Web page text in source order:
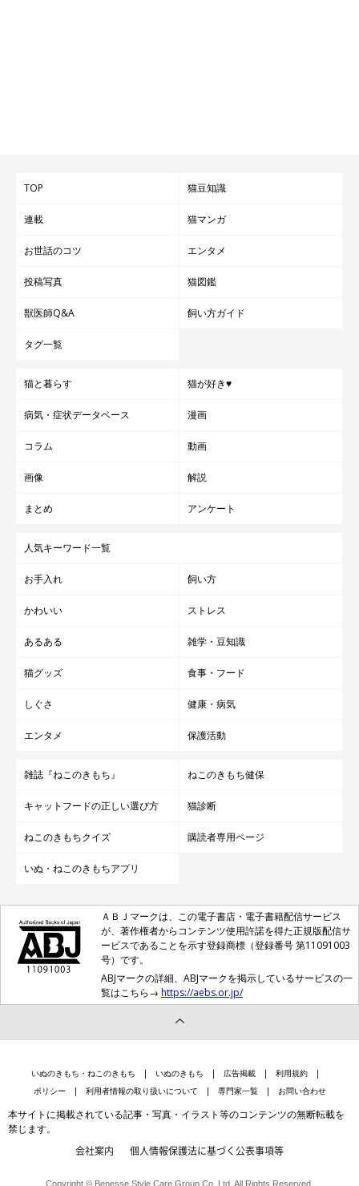
ともいえるのかも。ぜひ、愛猫の食事に上手に取り入れてくださ
いね。
参考／「ねこのきもち」2016年12月号『メーカーの“中の人”に
聞きました フードのギモン、すっきり解決』
文／松本マユ
です。
TOP 猫豆知識
連載 猫マンガ
お世話のコツ エンタメ
投稿写真 猫図鑑
獣医師Q&A 飼い方ガイド
タグ一覧
猫と暮らす 猫が好き♥
病気・症状データベース 漫画
コラム 動画
画像 解説
まとめ アンケート
人気キーワード一覧
お手入れ 飼い方
かわいい ストレス
あるある 雑学・豆知識
猫グッズ 食事・フード
しぐさ 健康・病気
エンタメ 保護活動
雑誌『ねこのきもち』 ねこのきもち健保
キャットフードの正しい選び方 猫診断
ねこのきもちクイズ 購読者専用ページ
いぬ・ねこのきもちアプリ
ＡＢＪマークは、この電子書店・電子書籍配信サービス
が、著作権者からコンテンツ使用許諾を得た正規版配信サ
ービスであることを示す登録商標（登録番号 第11091003
号）です。
ABJマークの詳細、ABJマークを掲示しているサービスの一
覧はこちら→ https://aebs.or.jp/
いぬのきもち・ねこのきもち いぬのきもち 広告掲載
利用規約
ポリシー
利用者情報の取り扱いについて 専門家一覧 お問い合わせ
本サイトに掲載されている記事・写真・イラスト等のコンテンツの無断転載を
禁じます。
会社案内 個人情報保護法に基づく公表事項等
Copyright © Benesse Style Care Group Co.,Ltd. All Rights Reserved.